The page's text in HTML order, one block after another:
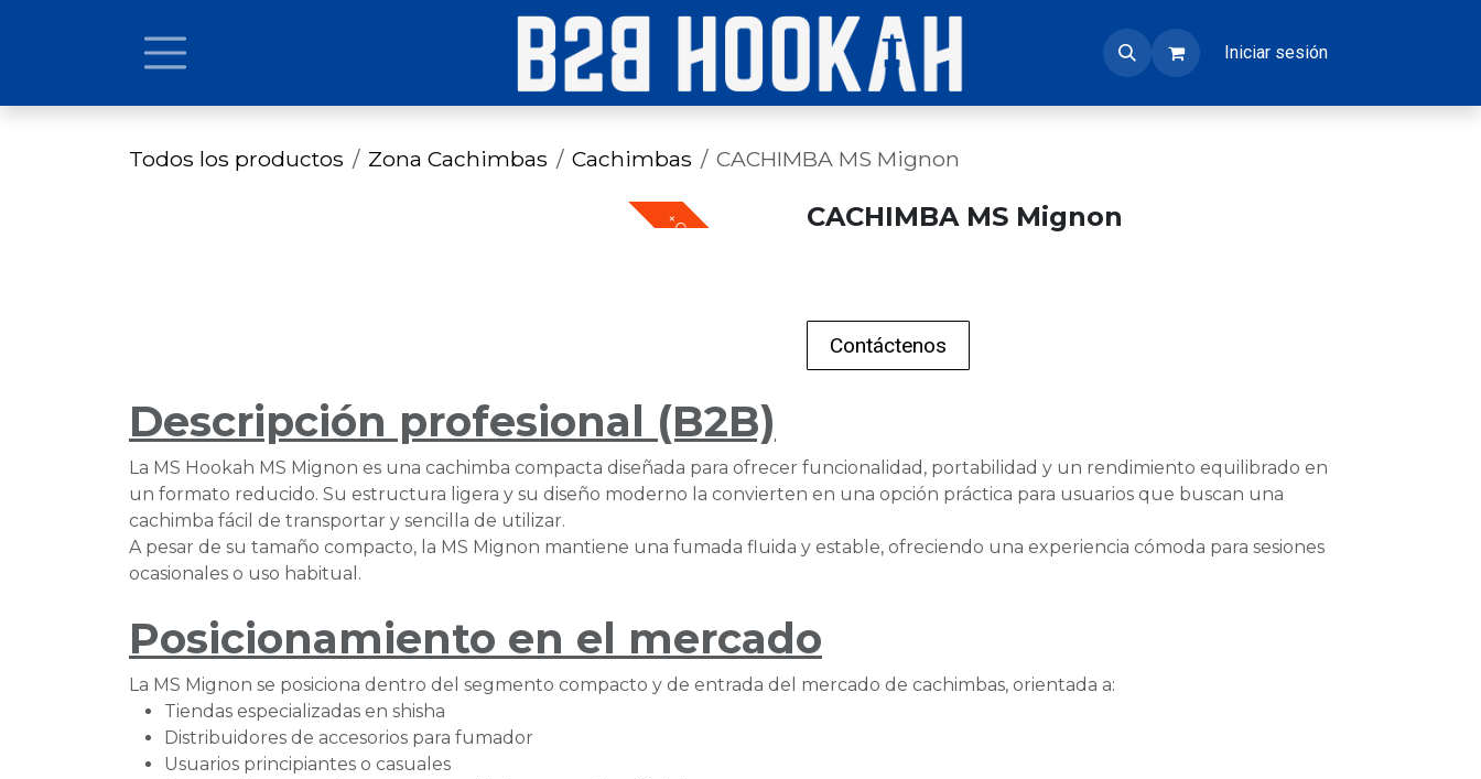
Iniciar sesión
Todos los productos Zona Cachimbas Cachimbas CACHIMBA MS Mignon
+ COLORES CACHIMBA MS Mignon
Contáctenos
Descripción profesional (B2B)
La MS Hookah MS Mignon es una cachimba compacta diseñada para ofrecer funcionalidad, portabilidad y un rendimiento equilibrado en
un formato reducido. Su estructura ligera y su diseño moderno la convierten en una opción práctica para usuarios que buscan una
cachimba fácil de transportar y sencilla de utilizar.
A pesar de su tamaño compacto, la MS Mignon mantiene una fumada fluida y estable, ofreciendo una experiencia cómoda para sesiones
ocasionales o uso habitual.
Posicionamiento en el mercado
La MS Mignon se posiciona dentro del segmento compacto y de entrada del mercado de cachimbas, orientada a:
Tiendas especializadas en shisha
Distribuidores de accesorios para fumador
Usuarios principiantes o casuales